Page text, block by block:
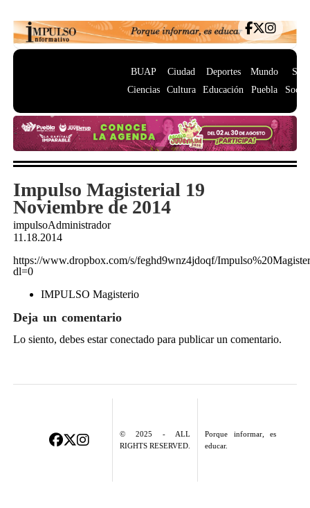
BUAP
Ciencias
Ciudad
Cultura
Deportes
Educación
Mundo
Puebla
Impulso Magisterial 19
Noviembre de 2014
impulsoAdministrador
11.18.2014
https://www.dropbox.com/s/feghd9wnz4jdoqf/
dl=0
IMPULSO Magisterio
Deja un comentario
Lo siento, debes estarconectadopara publicar un comentario.
© 2025 - ALL
RIGHTS RESERVED.
Porque informar, es
educar.